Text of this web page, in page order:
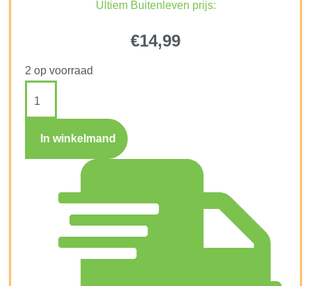
Ultiem Buitenleven prijs:
€14,99
2 op voorraad
In winkelmand